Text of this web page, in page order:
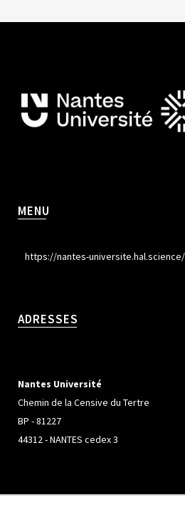
MENU
https://nantes-
ADRESSES
Nantes Université
Chemin de la Censive du Tertre
BP - 81227
44312 - NANTES cedex 3